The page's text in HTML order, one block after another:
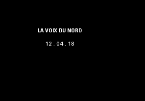
LA VOIX DU NORD
12 . 04 . 18